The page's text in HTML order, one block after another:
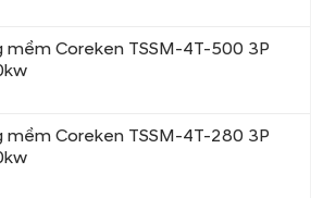
mềm Coreken TSSM-4T-500 3P
mềm Coreken TSSM-4T-280 3P